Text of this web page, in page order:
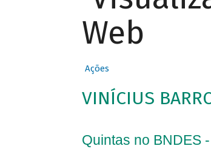
Web
Ações
VINÍCIUS
Quintas no BNDES